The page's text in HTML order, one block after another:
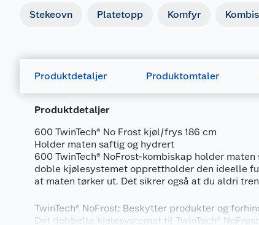
Stekeovn Platetopp Komfyr
Produktdetaljer Produktomtaler
Produktdetaljer
600 TwinTech® No Frost kjøl/frys 186 cm
Holder maten saftig og hydrert
600 TwinTech® NoFrost-kombiskap holder
doble kjølesystemet opprettholder den ideelle
at maten tørker ut. Det sikrer også at du aldri
TwinTech® NoFrost: Beskytter produkter og
Det dobbelte kjølesystemet til TwinTech®